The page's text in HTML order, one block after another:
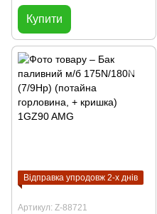
Купити
Відправка упродовж 2-х днів
Артикул: Z-88721